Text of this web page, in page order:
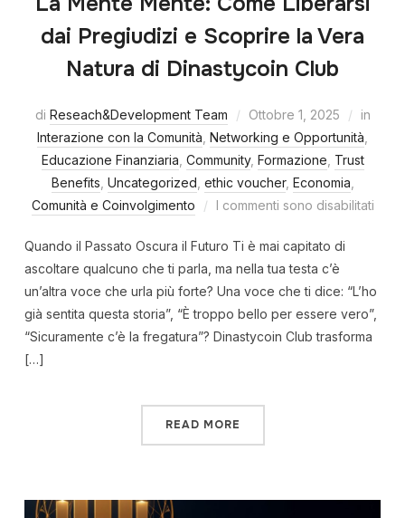
dai Pregiudizi e Scoprire la Vera
Natura di Dinastycoin Club
di Reseach&Development Team Ottobre 1, 2025
in
Interazione con la Comunità Networking e Opportunità
Educazione Finanziaria Community, Formazione Trust
Benefits Uncategorized ethic voucher, Economia
Comunità e Coinvolgimento
I commenti sono disabilitati
Quando il Passato Oscura il Futuro Ti è mai capitato di
ascoltare qualcuno che ti parla, ma nella tua testa c’è
un’altra voce che urla più forte? Una voce che ti dice: “L’ho
già sentita questa storia”, “È troppo bello per essere vero”,
“Sicuramente c’è la fregatura”? Dinastycoin Club trasforma
[…]
READ MORE